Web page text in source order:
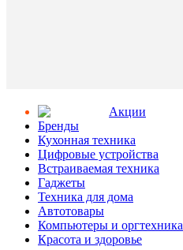
Aкции
Бренды
Кухонная техника
Цифровые устройства
Встраиваемая техника
Гаджеты
Техника для дома
Автотовары
Компьютеры и оргтехника
Красота и здоровье